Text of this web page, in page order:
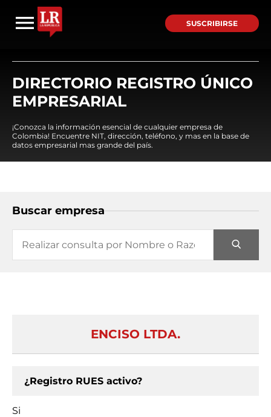
SUSCRIBIRSE
DIRECTORIO REGISTRO ÚNICO
EMPRESARIAL
¡Conozca la información esencial de cualquier empresa de
Colombia! Encuentre NIT, dirección, teléfono, y mas en la base de
datos empresarial mas grande del país.
Buscar empresa
ENCISO LTDA.
¿Registro RUES activo?
Si